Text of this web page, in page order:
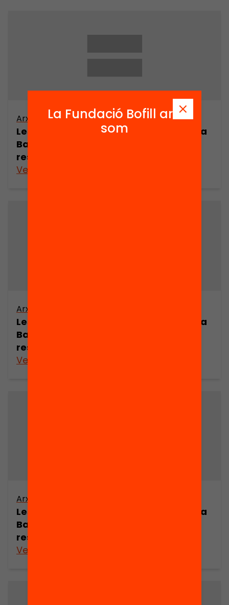
Arxiu
Les eleccions legislatives i municipals a
Barcelona 1810-1986. Context polític i
resultats electorals (part 2)
Veure’n més
Arxiu
Les eleccions legislatives i municipals a
Barcelona 1810-1986. Context polític i
resultats electorals (part 3)
Veure’n més
Arxiu
Les eleccions legislatives i municipals a
Barcelona 1810-1986. Context polític i
resultats electorals (part 1)
Veure’n més
La Fundació Bofill ara
som